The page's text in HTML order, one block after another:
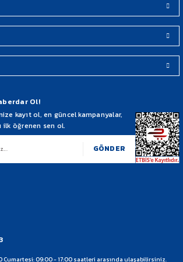
Ol!
kayıt ol, en güncel kampanyalar,
ilk öğrenen sen ol.
GÖNDER
Cumartesi: 09:00 - 17:00 saatleri arasında ulaşabilirsiniz.